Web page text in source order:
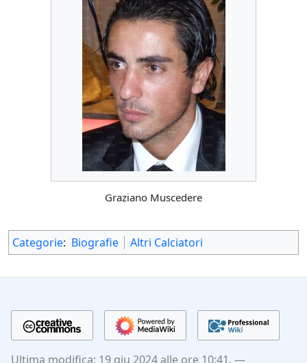
Graziano Muscedere
Categorie: Biografie Altri Calciatori
Ultima modifica: 19 giu 2024 alle ore 10:41.